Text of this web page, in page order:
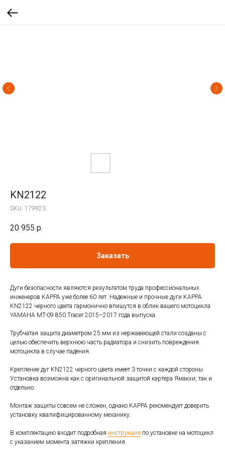
KN2122
SKU: 179923
20 955 р.
Заказать
Дуги безопасности являются результатом труда профессиональных
инженеров KAPPA уже более 60 лет. Надежные и прочные дуги KAPPA
KN2122 черного цвета гармонично впишутся в облик вашего мотоцикла
YAMAHA MT-09 850 Tracer 2015–2017 года выпуска.
Трубчатая защита диаметром 25 мм из нержавеющей стали созданы с
целью обеспечить верхнюю часть радиатора и снизить повреждения
мотоцикла в случае падения.
Крепление дуг KN2122 черного цвета имеет 3 точки с каждой стороны.
Установка возможна как с оригинальной защитой картера Ямакхи, так и
отдельно.
Монтаж защиты совсем не сложен, однако KAPPA рекомендует доверить
установку квалифицированному механику.
В комплектацию входит подробная инструкция по установке на мотоцикл
с указанием момента затяжки крепления.